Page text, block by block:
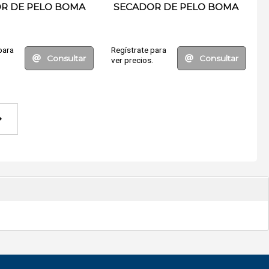
DE PELO BOMA
Consultar
SECADOR DE PELO BOMA
Regístrate para
ver precios.
Consultar